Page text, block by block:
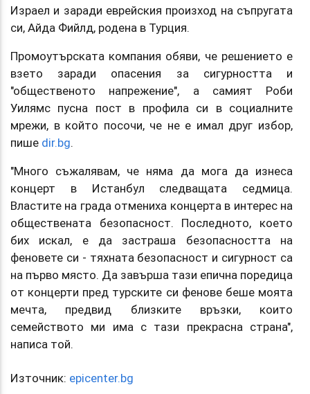
Израел и заради еврейския произход на съпругата
си, Айда Фийлд, родена в Турция.
Промоутърската компания обяви, че решението е
взето заради опасения за сигурността и
"общественото напрежение", а самият Роби
Уилямс пусна пост в профила си в социалните
мрежи, в който посочи, че не е имал друг избор,
пише dir.bg.
"Много съжалявам, че няма да мога да изнеса
концерт в Истанбул следващата седмица.
Властите на града отмениха концерта в интерес на
обществената безопасност. Последното, което
бих искал, е да застраша безопасността на
феновете си - тяхната безопасност и сигурност са
на първо място. Да завърша тази епична поредица
от концерти пред турските си фенове беше моята
мечта, предвид близките връзки, които
семейството ми има с тази прекрасна страна",
написа той.
Източник: epicenter.bg